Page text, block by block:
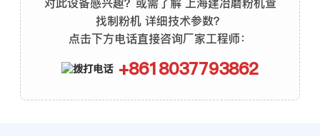
找制粉机 详细技术参数？
点击下方电话直接咨询厂家工程师：
+8618037793862